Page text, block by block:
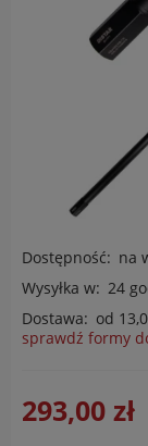
Dostępność: na
Wysyłka w: 24
Dostawa: od
Cena nie
sprawdź formy
293,00 zł